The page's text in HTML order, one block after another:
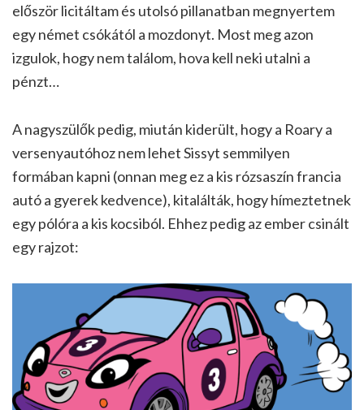
először licitáltam és utolsó pillanatban megnyertem
egy német csókától a mozdonyt. Most meg azon
izgulok, hogy nem találom, hova kell neki utalni a
pénzt…
A nagyszülők pedig, miután kiderült, hogy a Roary a
versenyautóhoz nem lehet Sissyt semmilyen
formában kapni (onnan meg ez a kis rózsaszín francia
autó a gyerek kedvence), kitalálták, hogy hímeztetnek
egy pólóra a kis kocsiból. Ehhez pedig az ember csinált
egy rajzot: